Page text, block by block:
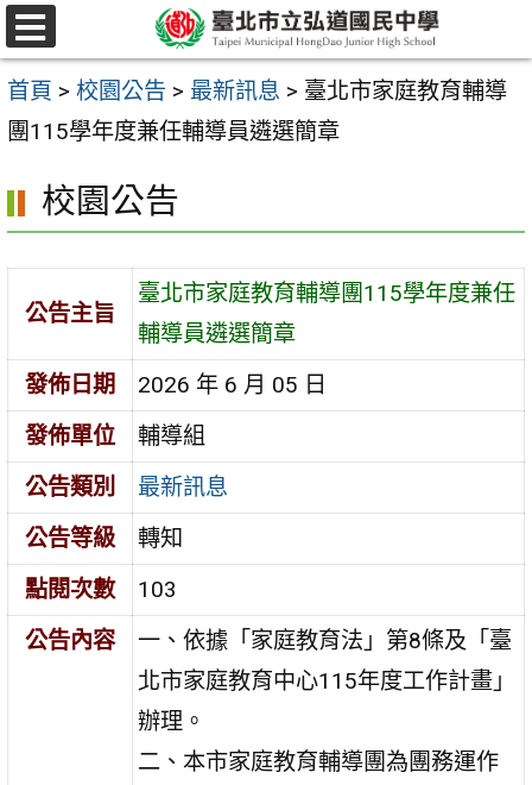
跳
至
主
要
容
區
選
單
首頁 > 校園公告 > 最新訊息 > 臺北市家庭教育輔導
團115學年度兼任輔導員遴選簡章
校園公告
公告主旨
臺北市家庭教育輔導團115學年度兼任
輔導員遴選簡章
發佈日期
2026 年 6 月 05 日
發佈單位
輔導組
公告類別
最新訊息
公告等級
轉知
點閱次數
103
公告內容
一、依據「家庭教育法」第8條及「臺
北市家庭教育中心115年度工作計畫」
辦理。
二、本市家庭教育輔導團為團務運作